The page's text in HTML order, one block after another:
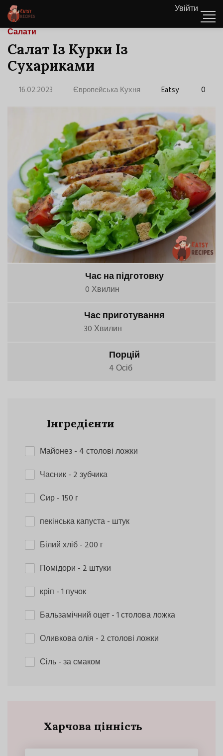
Увійти
Салати
Салат Із Курки Із
Сухариками
16.02.2023 Європейська Кухня Eatsy 0
Час на підготовку
0 Хвилин
Час приготування
30 Хвилин
Порцій
4 Осіб
Інгредієнти
Майонез- 4 столові ложки
Часник- 2 зубчика
Сир- 150 г
пекінська капуста- штук
Білий хліб- 200 г
Помідори - 2 штуки
кріп - 1 пучок
Бальзамічний оцет- 1 столова ложка
Оливкова олія - 2 столові ложки
Сіль- за смаком
Харчова цінність